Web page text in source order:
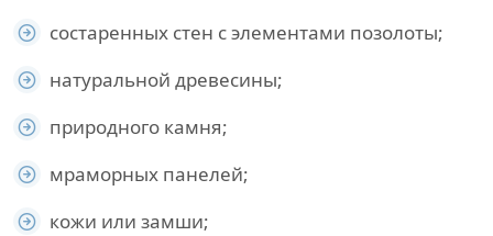
состаренных стен с элементами позолоты;
натуральной древесины;
природного камня;
мраморных панелей;
кожи или замши;